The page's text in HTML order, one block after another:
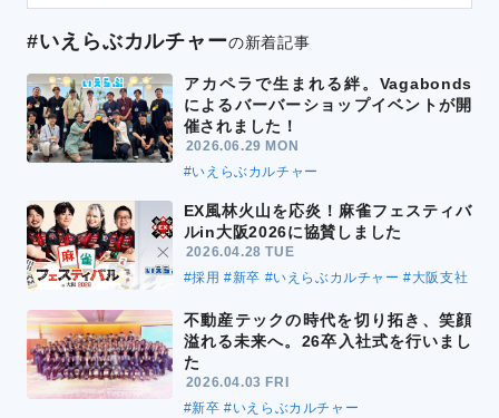
#いえらぶカルチャーの新着記事
アカペラで生まれる絆。Vagabonds
によるバーバーショップイベントが開
催されました！
2026.06.29 MON
#いえらぶカルチャー
EX風林火山を応炎！麻雀フェスティバ
ルin大阪2026に協賛しました
2026.04.28 TUE
#採用 #新卒 #いえらぶカルチャー #大阪支社
不動産テックの時代を切り拓き、笑顔
溢れる未来へ。26卒入社式を行いまし
た
2026.04.03 FRI
#新卒 #いえらぶカルチャー